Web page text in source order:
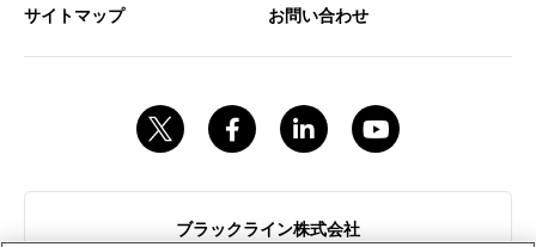
サイトマップ
お問い合わせ
ブラックライン株式会社